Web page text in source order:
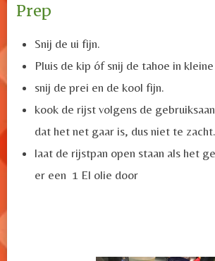
Prep
Snij de ui fijn.
Pluis de kip óf snij de tahoe in
snij de prei en de kool fijn.
kook de rijst volgens de
dat het net gaar is, dus niet te zacht.
laat de rijstpan open staan als het
er een 1 El olie door